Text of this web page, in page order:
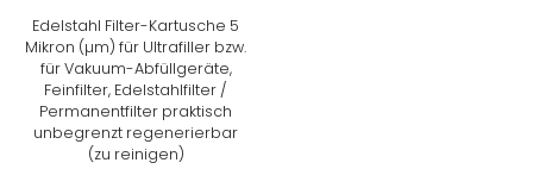
Edelstahl Filter-Kartusche 5
Mikron (µm) für Ultrafiller bzw.
für Vakuum-Abfüllgeräte,
Feinfilter, Edelstahlfilter /
Permanentfilter praktisch
unbegrenzt regenerierbar
(zu reinigen)